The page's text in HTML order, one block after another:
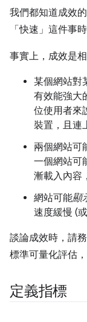
我們都知道成效
「快速」這件事
事實上，成效是相
某個網站對
有效能強大
位使用者來
裝置，且連
兩個網站可
一個網站可
漸載入內容
網站可能顯
速度緩慢 (
談論成效時，請
標準可量化評估
定義指標